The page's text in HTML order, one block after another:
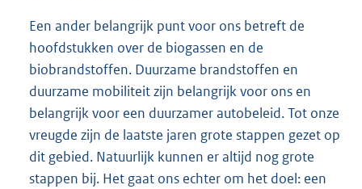
Een ander belangrijk punt voor ons betreft de
hoofdstukken over de biogassen en de
biobrandstoffen. Duurzame brandstoffen en
duurzame mobiliteit zijn belangrijk voor ons en
belangrijk voor een duurzamer autobeleid. Tot onze
vreugde zijn de laatste jaren grote stappen gezet op
dit gebied. Natuurlijk kunnen er altijd nog grote
stappen bij. Het gaat ons echter om het doel: een